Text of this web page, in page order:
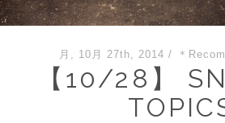
月, 10月 27th, 2014 / ＊
【10/28】